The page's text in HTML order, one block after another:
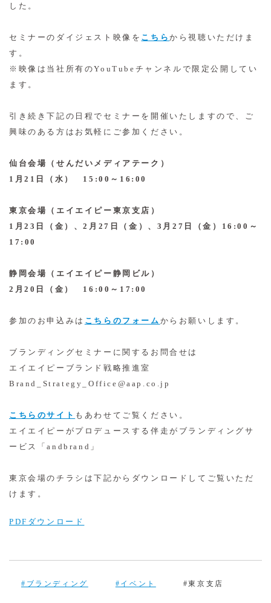
した。
セミナーのダイジェスト映像を こちらから視聴いただけま
す。
※映像は当社所有のYouTubeチャンネルで限定公開してい
ます。
引き続き下記の日程でセミナーを開催いたしますので、ご
興味のある方はお気軽にご参加ください。
仙台会場（せんだいメディアテーク）
1月21日（水） 15:00～16:00
東京会場（エイエイピー東京支店）
1月23日（金）、2月27日（金）、3月27日（金）16:00～
17:00
静岡会場（エイエイピー静岡ビル）
2月20日（金） 16:00～17:00
参加のお申込みは こちらのフォーム からお願いします。
ブランディングセミナーに関するお問合せは
エイエイピーブランド戦略推進室
Brand_Strategy_Office@aap.co.jp
こちらのサイト もあわせてご覧ください。
エイエイピーがプロデュースする伴走がブランディングサ
ービス「andbrand」
東京会場のチラシは下記からダウンロードしてご覧いただ
けます。
PDFダウンロード
#ブランディング #イベント #東京支店